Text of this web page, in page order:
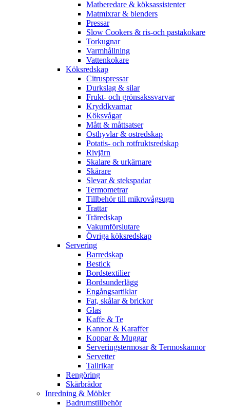
Matberedare & köksassistenter
Matmixrar & blenders
Pressar
Slow Cookers & ris-och pastakokare
Torkugnar
Varmhållning
Vattenkokare
Köksredskap
Citruspressar
Durkslag & silar
Frukt- och grönsakssvarvar
Kryddkvarnar
Köksvågar
Mått & måttsatser
Osthyvlar & ostredskap
Potatis- och rotfruktsredskap
Rivjärn
Skalare & urkärnare
Skärare
Slevar & stekspadar
Termometrar
Tillbehör till mikrovågsugn
Trattar
Träredskap
Vakumförslutare
Övriga köksredskap
Servering
Barredskap
Bestick
Bordstextilier
Bordsunderlägg
Engångsartiklar
Fat, skålar & brickor
Glas
Kaffe & Te
Kannor & Karaffer
Koppar & Muggar
Serveringstermosar & Termoskannor
Servetter
Tallrikar
Rengöring
Skärbrädor
Inredning & Möbler
Badrumstillbehör